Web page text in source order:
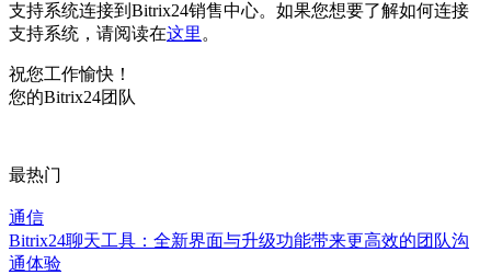
支持系统连接到Bitrix24销售中心。如果您想要了解如何连接
支持系统，请阅读在这里。
祝您工作愉快！
您的Bitrix24团队
最热门
通信
Bitrix24聊天工具：全新界面与升级功能带来更高效的团队沟
通体验